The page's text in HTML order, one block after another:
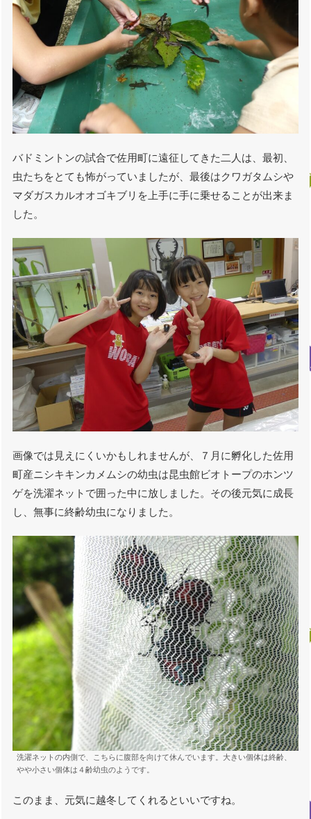
バドミントンの試合で佐用町に遠征してきた二人は、最初、
虫たちをとても怖がっていましたが、最後はクワガタムシや
マダガスカルオオゴキブリを上手に手に乗せることが出来ま
した。
画像では見えにくいかもしれませんが、７月に孵化した佐用
町産ニシキキンカメムシの幼虫は昆虫館ビオトープのホンツ
ゲを洗濯ネットで囲った中に放しました。その後元気に成長
し、無事に終齢幼虫になりました。
洗濯ネットの内側で、こちらに腹部を向けて休んでいます。大きい個体は終齢、
やや小さい個体は４齢幼虫のようです。
このまま、元気に越冬してくれるといいですね。